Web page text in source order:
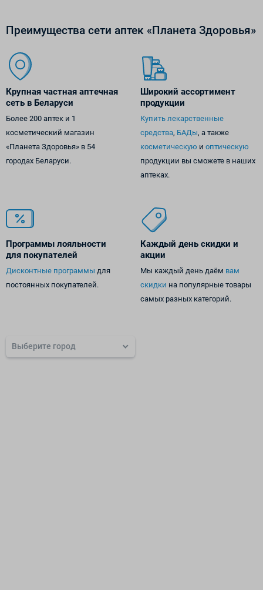
Преимущества сети аптек «Планета Здоровья»
Крупная частная аптечная
сеть в Беларуси
Более 200 аптек и 1
косметический магазин
«Планета Здоровья» в 54
городах Беларуси.
Широкий ассортимент
продукции
Купить лекарственные
средства, БАДы, а также
косметическую и оптическую
продукции вы сможете в наших
аптеках.
Программы лояльности
для покупателей
Дисконтные программы для
постоянных покупателей.
Каждый день скидки и
акции
Мы каждый день даём вам
скидки на популярные товары
самых разных категорий.
Выберите город